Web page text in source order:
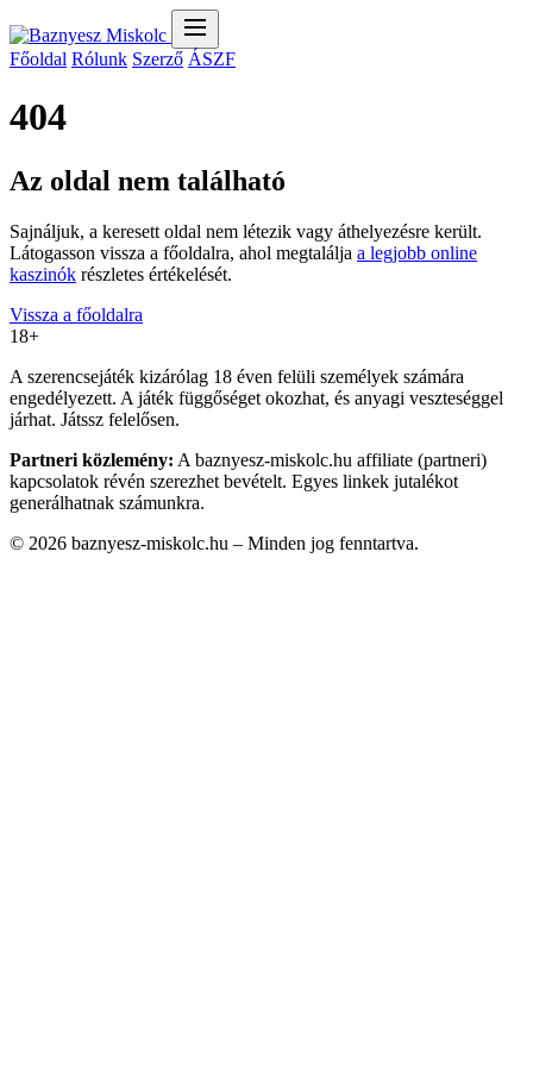
Főoldal Rólunk Szerző ÁSZF
404
Az oldal nem található
Sajnáljuk, a keresett oldal nem létezik vagy áthelyezésre került.
Látogasson vissza a főoldalra, ahol megtalálja a legjobb online
kaszinók részletes értékelését.
Vissza a főoldalra
18+
A szerencsejáték kizárólag 18 éven felüli személyek számára
engedélyezett. A játék függőséget okozhat, és anyagi veszteséggel
járhat. Játssz felelősen.
Partneri közlemény: A baznyesz-miskolc.hu affiliate (partneri)
kapcsolatok révén szerezhet bevételt. Egyes linkek jutalékot
generálhatnak számunkra.
© 2026 baznyesz-miskolc.hu – Minden jog fenntartva.